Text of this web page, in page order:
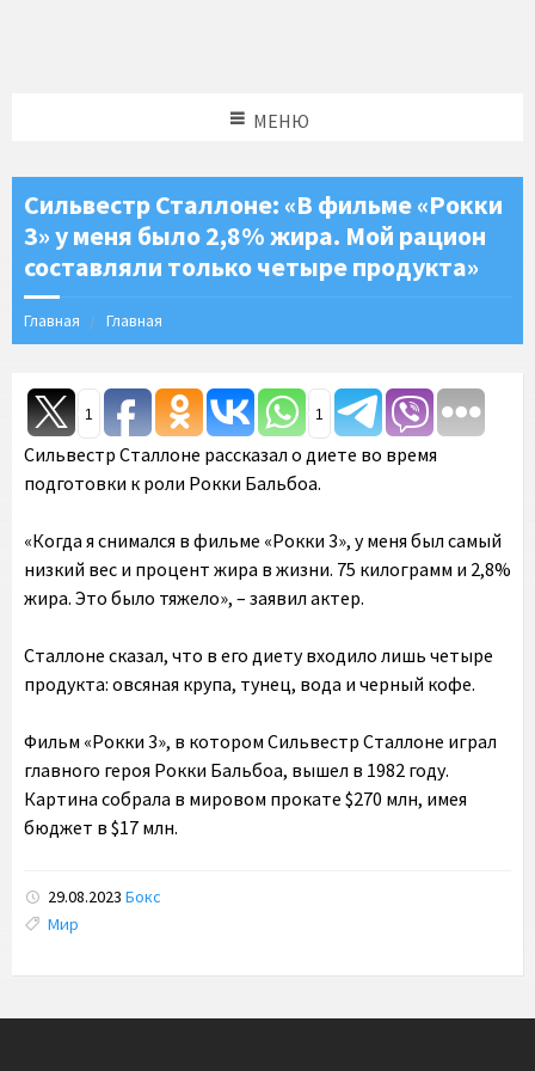
МЕНЮ
Сильвестр Сталлоне: «В фильме «Рокки
3» у меня было 2,8% жира. Мой рацион
составляли только четыре продукта»
Главная Главная
1 1
Сильвестр Сталлоне рассказал о диете во время
подготовки к роли Рокки Бальбоа.
«Когда я снимался в фильме «Рокки 3», у меня был самый
низкий вес и процент жира в жизни. 75 килограмм и 2,8%
жира. Это было тяжело», – заявил актер.
Сталлоне сказал, что в его диету входило лишь четыре
продукта: овсяная крупа, тунец, вода и черный кофе.
Фильм «Рокки 3», в котором Сильвестр Сталлоне играл
главного героя Рокки Бальбоа, вышел в 1982 году.
Картина собрала в мировом прокате $270 млн, имея
бюджет в $17 млн.
29.08.2023 Бокс
Tags:
Мир